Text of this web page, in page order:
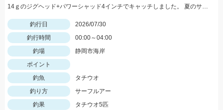
14ｇのジグヘッド+パワーシャッド4インチでキャッチしました。 夏のサーフタチウオゲームはこれからですね！
釣行日
2026/07/30
釣行時間
00:00～04:00
釣場
静岡市海岸
ポイント
釣魚
タチウオ
釣り方
サーフルアー
釣果
タチウオ5匹